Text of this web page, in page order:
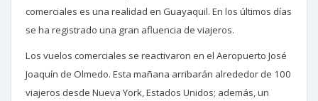
comerciales es una realidad en Guayaquil. En los últimos días
se ha registrado una gran afluencia de viajeros.
Los vuelos comerciales se reactivaron en el Aeropuerto José
Joaquín de Olmedo. Esta mañana arribarán alrededor de 100
viajeros desde Nueva York, Estados Unidos; además, un